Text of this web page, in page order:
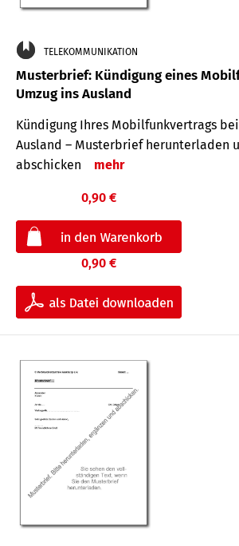
TELEKOMMUNIKATION
Musterbrief: Kündigung eines
Umzug ins Ausland
Kündigung Ihres Mobilfunkvertrags
Ausland – Musterbrief herunterladen
abschicken
mehr
0,90 €
0,90 €